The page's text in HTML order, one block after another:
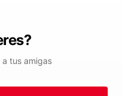
tus amigas